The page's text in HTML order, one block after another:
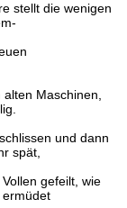
stellt die wenigen
alten Maschinen,
und dann
spät,
gefeilt, wie
ermüdet